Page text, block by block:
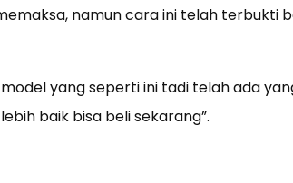
namun cara ini telah terbukti
yang seperti ini tadi telah ada
baik bisa beli sekarang”.